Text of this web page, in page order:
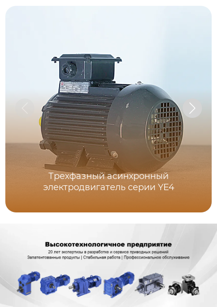
Трехфазный асинхронный
электродвигатель серии YE4